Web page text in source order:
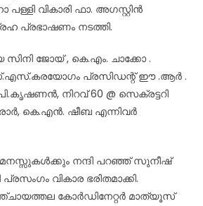
പള്ളി വികാരി ഫാ. അഗസ്റ്റിൻ
പ്രഭാഷണം നടത്തി.
ജോയ് , കെ.എം. ചാക്കോ .
പ്രസിഡന്റ് ഈ .ആർ .
നിറവ് 60 @ സെക്രട്ടറി
കെ.എൻ. ഷീബ എന്നിവർ
നന്ദി പറഞ്ഞ് സുനീഷ്
വികാര ഭരിതമാക്കി.
കോർഡിനേറ്റർ മാത്യൂസ്